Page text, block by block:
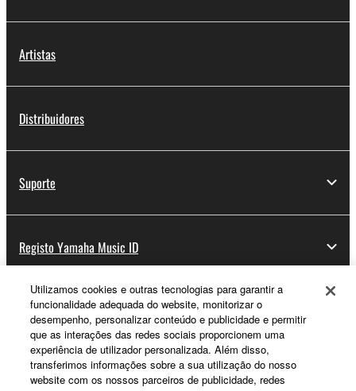
Artistas
Distribuidores
Suporte
Registo Yamaha Music ID
Sobre a Yamaha
Portugal - Portuguese
Utilizamos cookies e outras tecnologias para garantir a
funcionalidade adequada do website, monitorizar o
desempenho, personalizar conteúdo e publicidade e permitir
que as interações das redes sociais proporcionem uma
experiência de utilizador personalizada. Além disso,
transferimos informações sobre a sua utilização do nosso
website com os nossos parceiros de publicidade, redes